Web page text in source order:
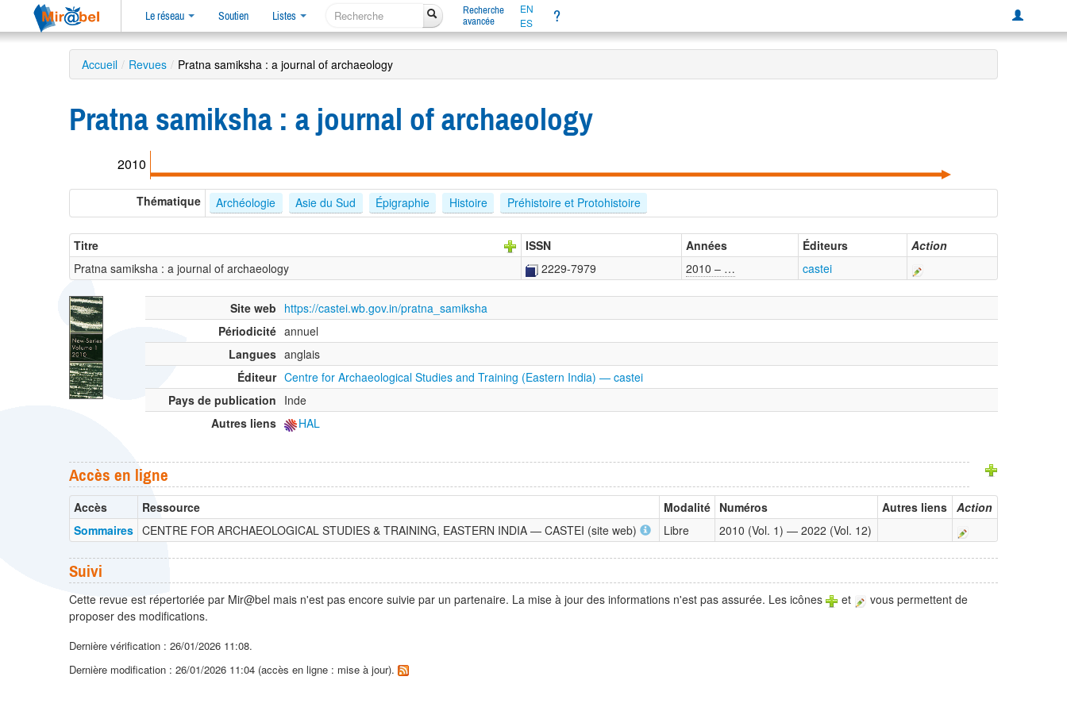
Le réseau Soutien Listes
Recherche
avancée
EN
ES
?
Accueil / Revues / Pratna samiksha : a journal of archaeology
Pratna samiksha : a journal of archaeology
2010
Thématique Archéologie Asie du Sud Épigraphie Histoire Préhistoire et Protohistoire
Titre ISSN Années Éditeurs
Action
Pratna samiksha : a journal of archaeology
2229-7979 2010 – … castei
Site web https://castei.wb.gov.in/pratna_samiksha
Périodicité annuel
Langues anglais
Éditeur Centre for Archaeological Studies and Training (Eastern India) — castei
Pays de publication Inde
Autres liens
HAL
Accès en ligne
Accès Ressource Modalité Numéros Autres liens Action
Sommaires CENTRE FOR ARCHAEOLOGICAL STUDIES & TRAINING, EASTERN INDIA — CASTEI (site web) Libre 2010 (Vol. 1) — 2022 (Vol. 12)
Suivi
Cette revue est répertoriée par Mir@bel mais n'est pas encore suivie par un partenaire. La mise à jour des informations n'est pas assurée. Les icônes et
vous permettent de
proposer des modifications.
Dernière vérification : 26/01/2026 11:08.
Dernière modification : 26/01/2026 11:04 (accès en ligne : mise à jour).